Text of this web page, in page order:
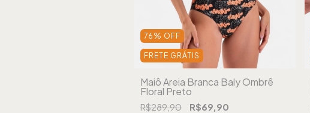
76 % OFF
FRETE GRÁTIS
Maiô Areia Branca Baly Ombrê
Floral Preto
R$289,90 R$69,90